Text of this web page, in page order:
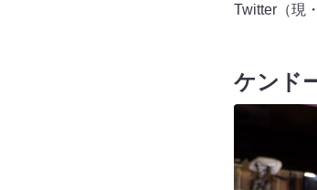
Twitter（現
ケンド